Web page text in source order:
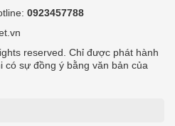
0923457788
reserved. Chỉ được phát hành
có sự đồng ý bằng văn bản của